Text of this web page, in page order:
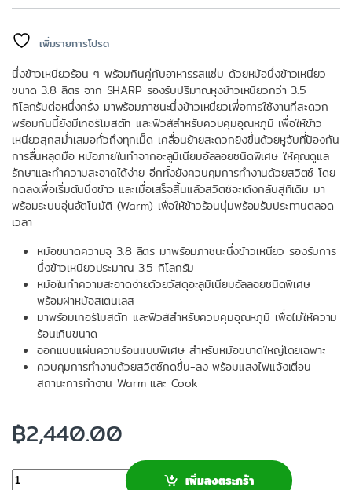
เพิ่มรายการโปรด
นึ่งข้าวเหนียวร้อน ๆ พร้อมกินคู่กับอาหารรสแซ่บ ด้วยหม้อนึ่งข้าวเหนียว
ขนาด 3.8 ลิตร จาก SHARP รองรับปริมาณหุงข้าวเหนียวกว่า 3.5
กิโลกรัมต่อหนึ่งครั้ง มาพร้อมภาชนะนึ่งข้าวเหนียวเพื่อการใช้งานทีสะดวก
พร้อมกันนี้ยังมีเทอร์โมสตัท และฟิวส์สำหรับควบคุมอุณหภูมิ เพื่อให้ข้าว
เหนียวสุกสม่ำเสมอทั่วถึงทุกเม็ด เคลื่อนย้ายสะดวกยิ่งขึ้นด้วยหูจับที่ป้องกัน
การลื่นหลุดมือ หม้อภายในทำจากอะลูมิเนียมอัลลอยชนิดพิเศษ ให้คุณดูแล
รักษาและทำความสะอาดได้ง่าย อีกทั้งยังควบคุมการทำงานด้วยสวิตช์ โดย
กดลงเพื่อเริ่มต้นนึ่งข้าว และเมื่อเสร็จสิ้นแล้วสวิตช์จะเด้งกลับสู่ที่เดิม มา
พร้อมระบบอุ่นอัตโนมัติ (Warm) เพื่อให้ข้าวร้อนนุ่มพร้อมรับประทานตลอด
เวลา
หม้อขนาดความจุ 3.8 ลิตร มาพร้อมภาชนะนึ่งข้าวเหนียว รองรับการ
นึ่งข้าวเหนียวประมาณ 3.5 กิโลกรัม
หม้อในทำความสะอาดง่ายด้วยวัสดุอะลูมิเนียมอัลลอยชนิดพิเศษ
พร้อมฝาหม้อสเตนเลส
มาพร้อมเทอร์โมสตัท และฟิวส์สำหรับควบคุมอุณหภูมิ เพื่อไม่ให้ความ
ร้อนเกินขนาด
ออกแบบแผ่นความร้อนแบบพิเศษ สำหรับหม้อขนาดใหญ่โดยเฉพาะ
ควบคุมการทำงานด้วยสวิตช์กดขึ้น-ลง พร้อมแสงไฟแจ้งเตือน
สถานะการทำงาน Warm และ Cook
฿2,440.00
จำนวน เพิ่มลงตระกร้า